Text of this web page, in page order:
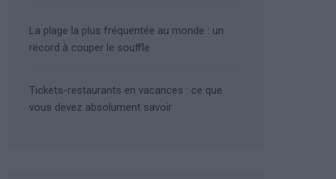
La plage la plus fréquentée au monde : un
record à couper le souffle
Tickets-restaurants en vacances : ce que
vous devez absolument savoir